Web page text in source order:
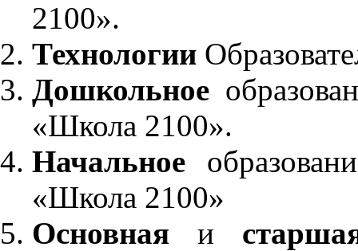
2100».
Технологии
Дошкольное
«Школа 2100».
Начальное
«Школа 2100»
Основнаяи